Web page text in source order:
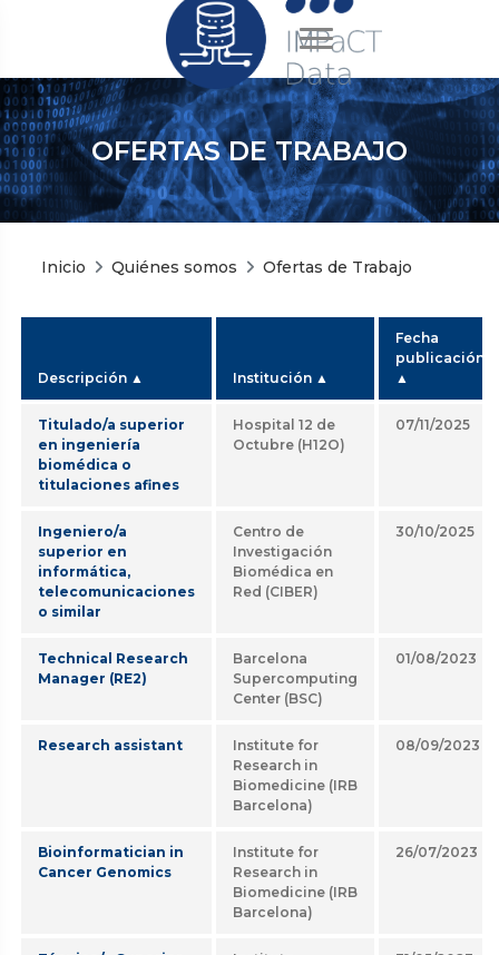
OFERTAS DE TRABAJO
Inicio Quiénes somos Ofertas de Trabajo
Descripción ▲ Institución ▲
Fecha
publicación
▲
Titulado/a superior
en ingeniería
biomédica o
titulaciones afines
Hospital 12 de
Octubre (H12O)
07/11/2025
Ingeniero/a
superior en
informática,
telecomunicaciones
o similar
Centro de
Investigación
Biomédica en
Red (CIBER)
30/10/2025
Technical Research
Manager (RE2)
Barcelona
Supercomputing
Center (BSC)
01/08/2023
Research assistant
Institute for
Research in
Biomedicine (IRB
Barcelona)
08/09/2023
Bioinformatician in
Cancer Genomics
Institute for
Research in
Biomedicine (IRB
Barcelona)
26/07/2023